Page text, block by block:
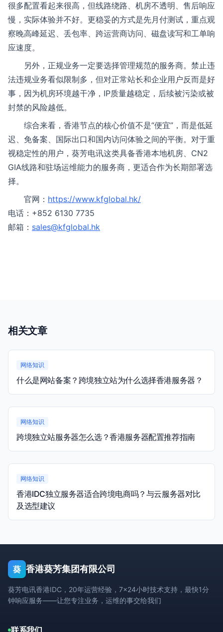
很多配置看起来很高，但线路绕路、机房不透明、售后响应
慢，实际体验并不好。更稳妥的方式是先月付测试，重点观
察晚高峰延迟、丢包率、跨运营商访问、磁盘读写和工单响
应速度。
另外，正规业务一定要选择管理规范的服务商。禁止违
法违规业务看似限制多，但对正常站长和企业用户反而是好
事，因为机房环境越干净，IP质量越稳定，后续被污染或被
封禁的风险越低。
综合来看，香港节点的核心价值不是“便宜”，而是低延
迟、免备案、国际出口和国内访问体验之间的平衡。对于重
视稳定性的用户，葵芳电讯这类具备香港本地机房、CN2
GIA线路和驻场运维能力的服务商，更适合作为长期部署选
择。
官网： https://www.kfglobal.hk/
电话：+852 6130 7735
邮箱： sales@kfglobal.hk
相关文章
网络知识
什么是网站备案？跨境独立站为什么选择香港服务器？
网络知识
跨境独立站服务器怎么选？香港服务器配置推荐指南
网络知识
香港IDC独立服务器适合跨境电商吗？与云服务器对比
及选型建议
葵 香港葵芳集团有限公司
葵芳电讯香港IDC，20年运营经验，7×24小时技术支持，最快1分
钟响应服务——让您专注业务，运维的事交给我们
联系我们